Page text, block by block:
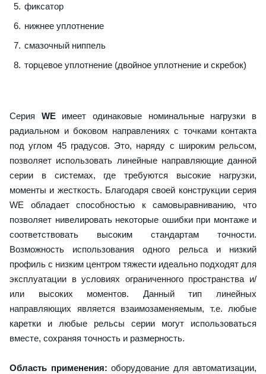
фиксатор
нижнее уплотнение
смазочный ниппель
торцевое уплотнение (двойное уплотнение и скребок)
Серия WEимеет одинаковые номинальные нагрузки в
радиальном и боковом направлениях с точками контакта
под углом 45 градусов. Это, наряду с широким рельсом,
позволяет использовать линейные направляющие данной
серии в системах, где требуются высокие нагрузки,
моменты и жесткость. Благодаря своей конструкции серия
WE обладает способностью к самовыравниванию, что
позволяет нивелировать некоторые ошибки при монтаже и
соответствовать высоким стандартам точности.
Возможность использования одного рельса и низкий
профиль с низким центром тяжести идеально подходят для
эксплуатации в условиях ограниченного пространства и/
или высоких моментов. Данный тип линейных
направляющих является взаимозаменяемым, т.е. любые
каретки и любые рельсы серии могут использоваться
вместе, сохраняя точность и размерность.
Область применения: оборудование для автоматизации,